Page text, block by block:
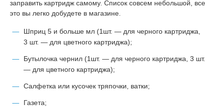
заправить картридж самому. Список совсем небольшой, все
это вы легко добудете в магазине.
Шприц 5 и больше мл (1шт. — для черного картриджа,
3 шт. — для цветного картриджа);
Бутылочка чернил (1шт. — для черного картриджа, 3 шт.
— для цветного картриджа);
Салфетка или кусочек тряпочки, ватки;
Газета;